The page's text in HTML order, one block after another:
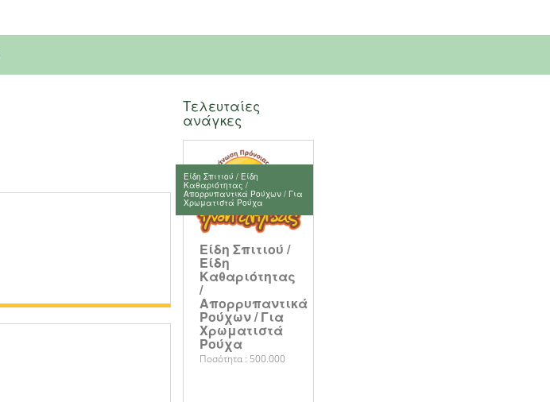
Τελευταίες
ανάγκες
Είδη Σπιτιού / Είδη
Καθαριότητας /
Απορρυπαντικά Ρούχων / Για
Χρωματιστά Ρούχα
Είδη Σπιτιού /
Είδη
Καθαριότητας
/
Απορρυπαντικά
Ρούχων / Για
Χρωματιστά
Ρούχα
Ποσότητα : 500.000